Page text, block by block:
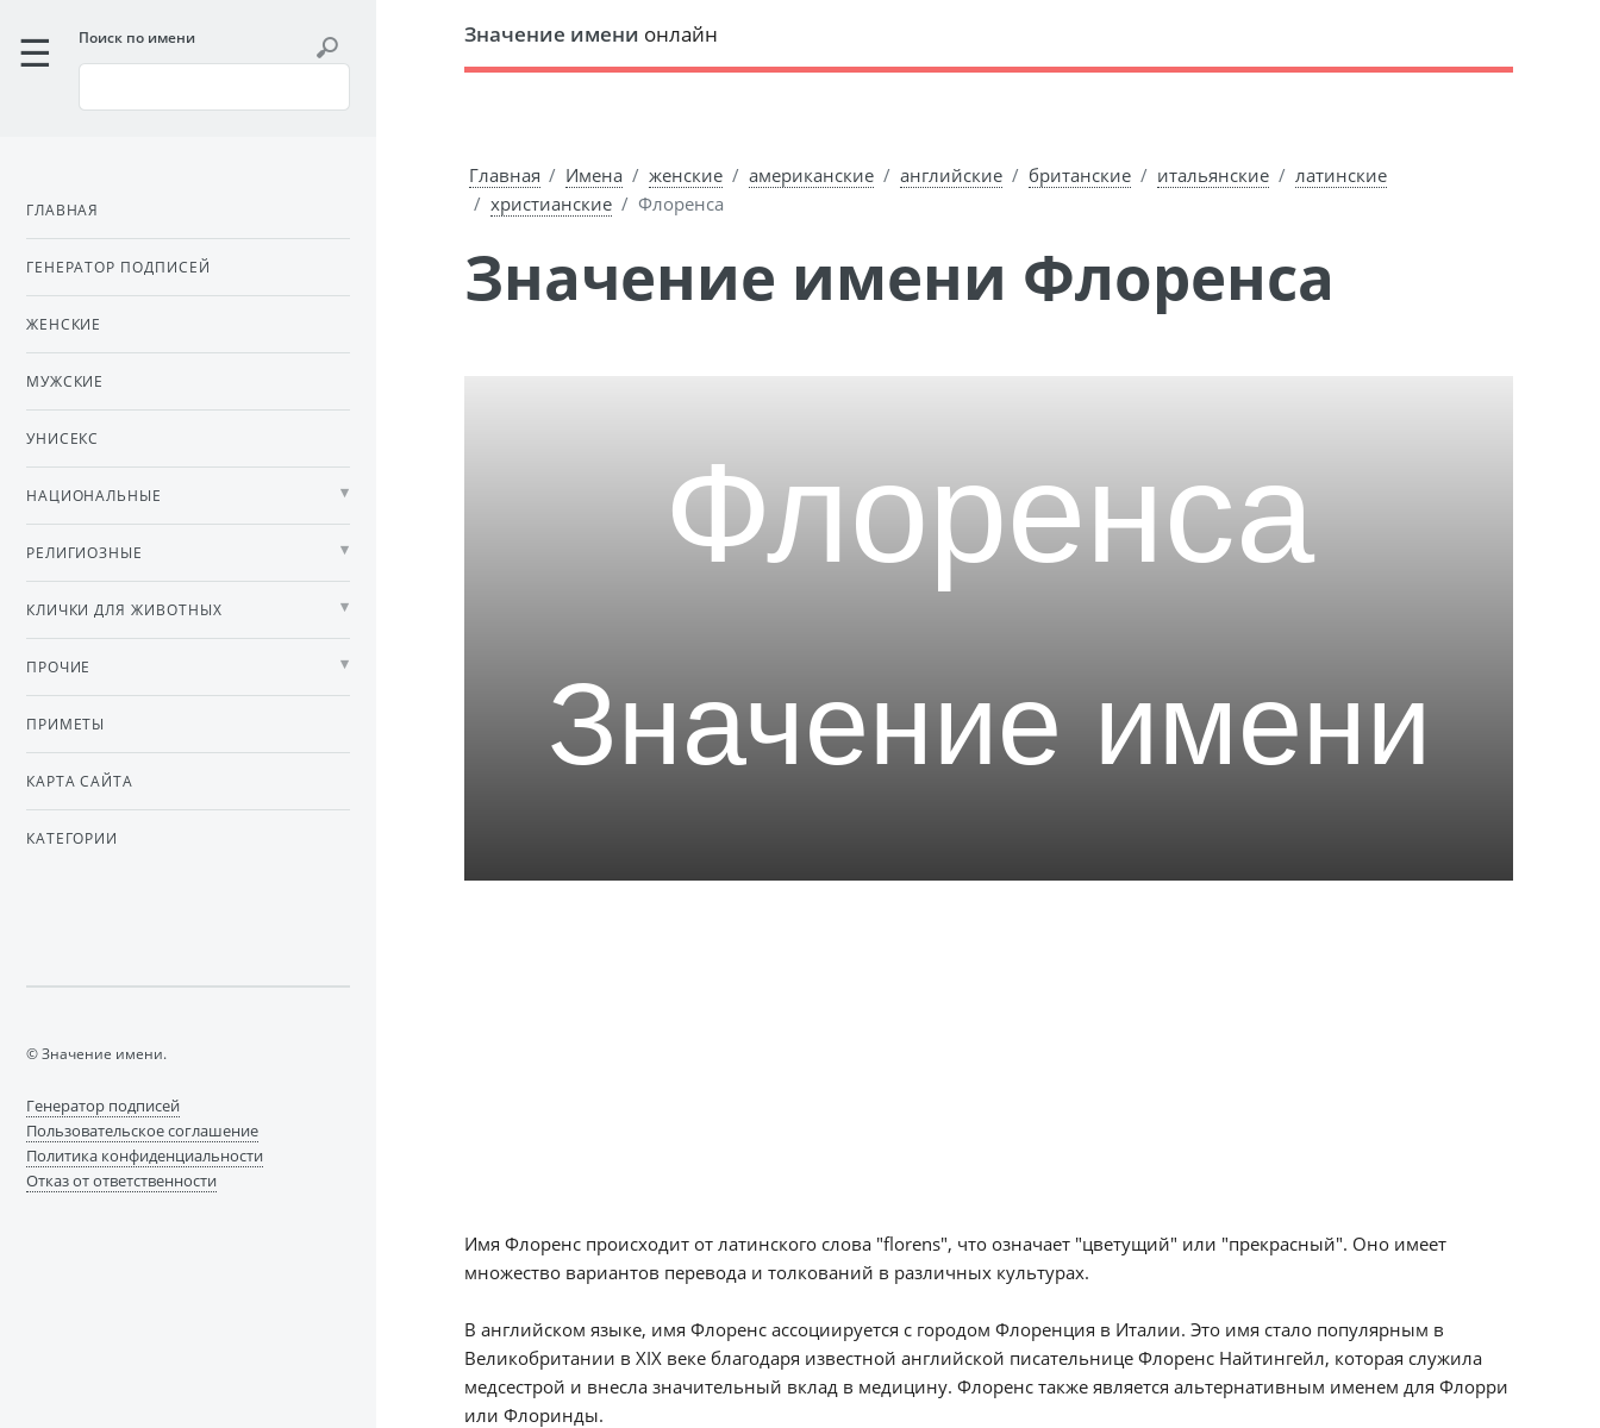
Значение имени онлайн
Главная Имена женские американские английские британские итальянские
латинские
христианские
Флоренса
Значение имени Флоренса
Имя Флоренс происходит от латинского слова "florens", что означает "цветущий" или "прекрасный". Оно имеет
множество вариантов перевода и толкований в различных культурах.
В английском языке, имя Флоренс ассоциируется с городом Флоренция в Италии. Это имя стало популярным в
Великобритании в XIX веке благодаря известной английской писательнице Флоренс Найтингейл, которая служила
медсестрой и внесла значительный вклад в медицину. Флоренс также является альтернативным именем для Флорри
или Флоринды.
Поиск по имени
ГЛАВНАЯ
ГЕНЕРАТОР ПОДПИСЕЙ
ЖЕНСКИЕ
МУЖСКИЕ
УНИСЕКС
НАЦИОНАЛЬНЫЕ
РЕЛИГИОЗНЫЕ
КЛИЧКИ ДЛЯ ЖИВОТНЫХ
ПРОЧИЕ
ПРИМЕТЫ
КАРТА САЙТА
КАТЕГОРИИ
© Значение имени.
Генератор подписей
Пользовательское соглашение
Политика конфиденциальности
Отказ от ответственности